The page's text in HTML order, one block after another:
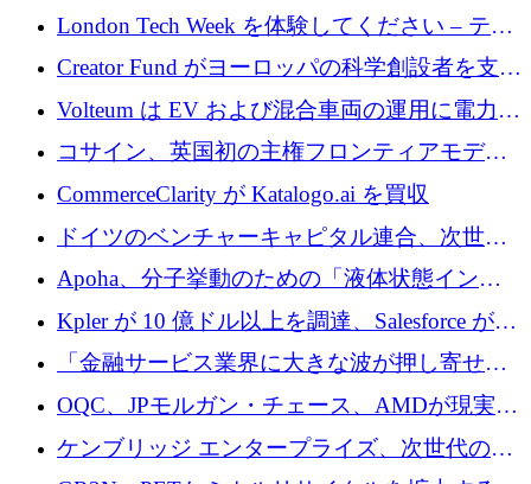
張するために 180 万ドルのプレシードを調達
London Tech Week を体験してください – テク
ノロジーがヨーロッパのイノベーションの未
来を形作る場所
Creator Fund がヨーロッパの科学創設者を支援
するために 5,600 万ドルを調達
Volteum は EV および混合車両の運用に電力を
供給するために 250 万ユーロを寄付
コサイン、英国初の主権フロンティアモデル
で業界の支援を確保
CommerceClarity が Katalogo.ai を買収
ドイツのベンチャーキャピタル連合、次世代
スタートアップの成長に向けて機関投資家へ
の資本シフトを呼びかけ
Apoha、分子挙動のための「液体状態インテ
リジェンス」を構築するために3,600万ドルを
かけてステルス状態から出現
Kpler が 10 億ドル以上を調達、Salesforce が
Contentful を買収、Built in Europe キャンペー
ンを開始
「金融サービス業界に大きな波が押し寄せて
いる」と「欧州初のAIネイティブ銀行」のボ
スが語る
OQC、JPモルガン・チェース、AMDが現実世
界のフィンテック・アプリケーションを探索
するためにQuantum-AIデータセンターを立ち
ケンブリッジ エンタープライズ、次世代のデ
ィープテック創設者向けにロンドンの出発点